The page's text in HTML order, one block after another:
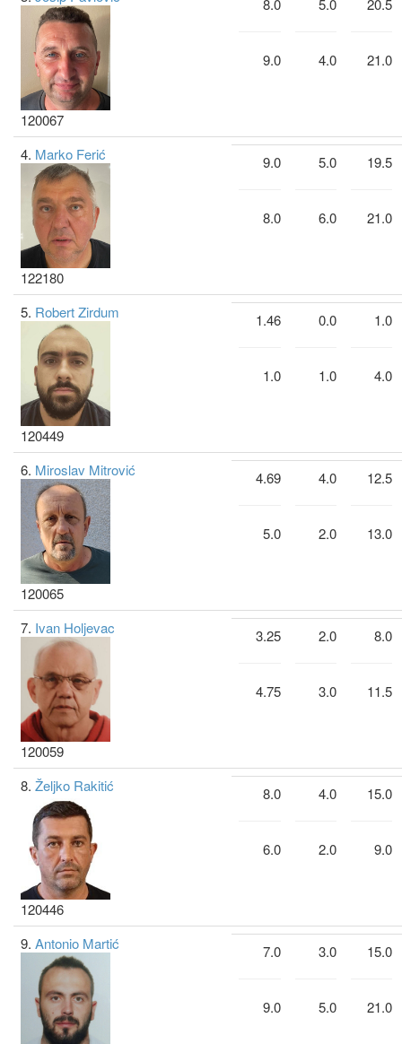
120067
8.0
9.0
5.0
4.0
20.5
21.0
4. Marko Ferić
122180
9.0
8.0
5.0
6.0
19.5
21.0
5. Robert Zirdum
120449
1.46
1.0
0.0
1.0
1.0
4.0
6. Miroslav Mitrović
120065
4.69
5.0
4.0
2.0
12.5
13.0
7. Ivan Holjevac
120059
3.25
4.75
2.0
3.0
8.0
11.5
8. Željko Rakitić
120446
8.0
6.0
4.0
2.0
15.0
9.0
9. Antonio Martić 7.0
9.0
3.0
5.0
15.0
21.0